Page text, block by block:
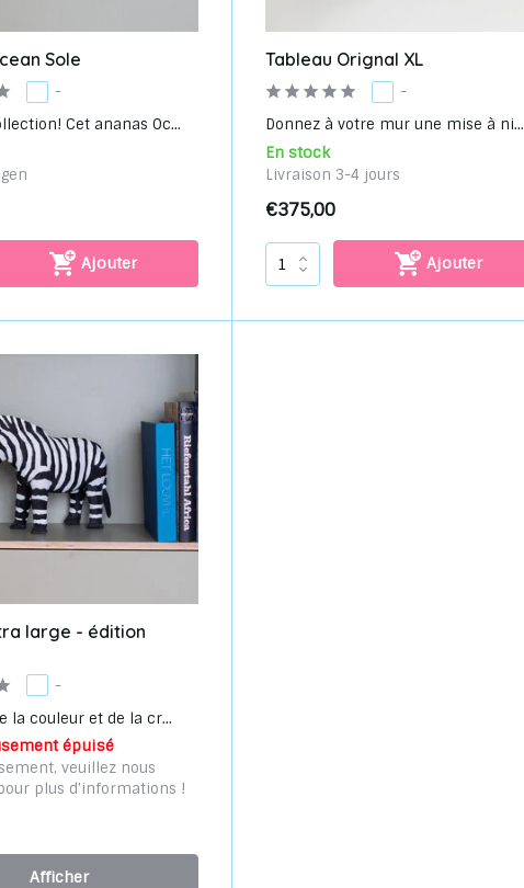
Sole
-
Cet ananas Oc...
Ajouter
Tableau Orignal XL
-
Donnez à votre mur une mise à ni...
En stock
Livraison 3-4 jours
€375,00
Ajouter
large - édition
-
la couleur et de la cr...
épuisé
veuillez nous
plus d'informations !
Afficher